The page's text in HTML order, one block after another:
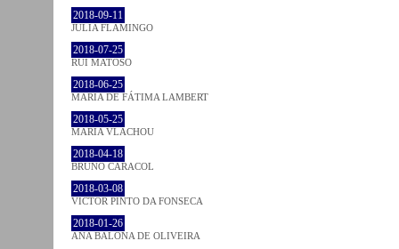
2018-09-11
JULIA FLAMINGO
2018-07-25
RUI MATOSO
2018-06-25
MARIA DE FÁTIMA LAMBERT
2018-05-25
MARIA VLACHOU
2018-04-18
BRUNO CARACOL
2018-03-08
VICTOR PINTO DA FONSECA
2018-01-26
ANA BALONA DE OLIVEIRA